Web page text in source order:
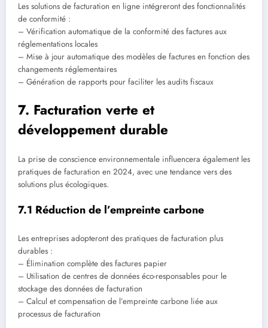
Les solutions de facturation en ligne intégreront des fonctionnalités
de conformité :
– Vérification automatique de la conformité des factures aux
réglementations locales
– Mise à jour automatique des modèles de factures en fonction des
changements réglementaires
– Génération de rapports pour faciliter les audits fiscaux
7. Facturation verte et
développement durable
La prise de conscience environnementale influencera également les
pratiques de facturation en 2024, avec une tendance vers des
solutions plus écologiques.
7.1 Réduction de l’empreinte carbone
Les entreprises adopteront des pratiques de facturation plus
durables :
– Élimination complète des factures papier
– Utilisation de centres de données éco-responsables pour le
stockage des données de facturation
– Calcul et compensation de l’empreinte carbone liée aux
processus de facturation